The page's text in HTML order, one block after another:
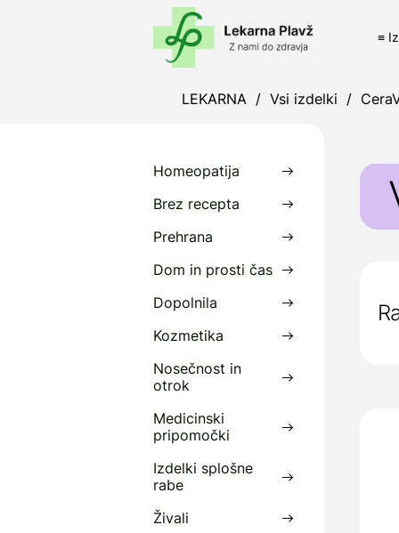
≡
LEKARNA / Vsi izdelki /
Homeopatija
Brez recepta
Prehrana
Dom in prosti čas
Dopolnila
Kozmetika
Nosečnost in
otrok
Medicinski
pripomočki
Izdelki splošne
rabe
Živali